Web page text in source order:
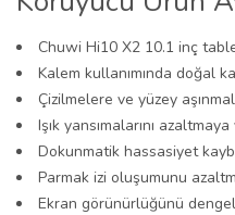
Chuwi Hi10 X2 10.1 inç
Kalem kullanımında doğal
Çizilmelere ve yüzey
Işık yansımalarını
Dokunmatik hassasiyet
Parmak izi oluşumunu
Ekran görünürlüğünü